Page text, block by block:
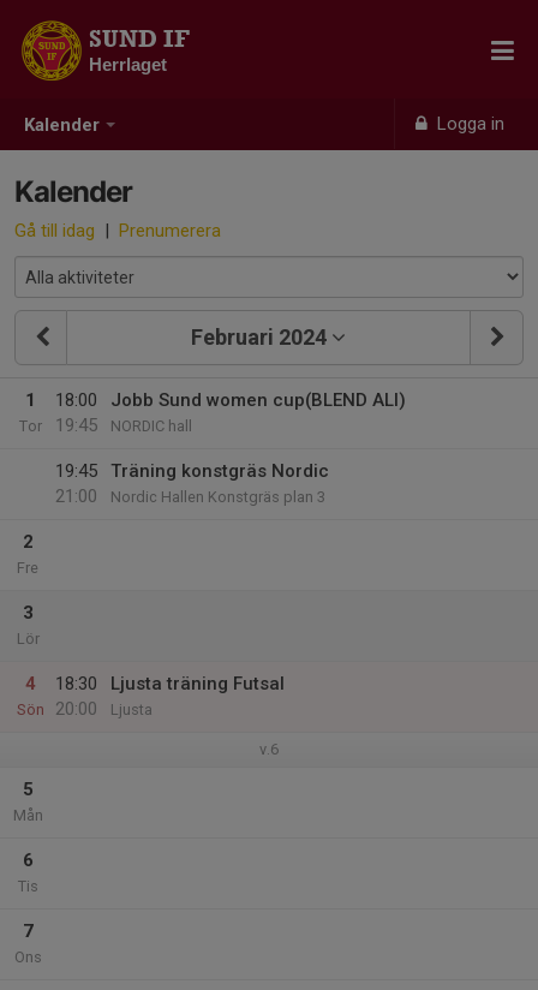
Kalender Logga in
SUND IF
Herrlaget
Kalender
Gå till idag | Prenumerera
Februari 2024
1
Tor
18:00
19:45
Jobb Sund women cup(BLEND ALI)
NORDIC hall
19:45
21:00
Träning konstgräs Nordic
Nordic Hallen Konstgräs plan 3
2
Fre
3
Lör
4
Sön
18:30
20:00
Ljusta träning Futsal
Ljusta
v.6
5
Mån
6
Tis
7
Ons